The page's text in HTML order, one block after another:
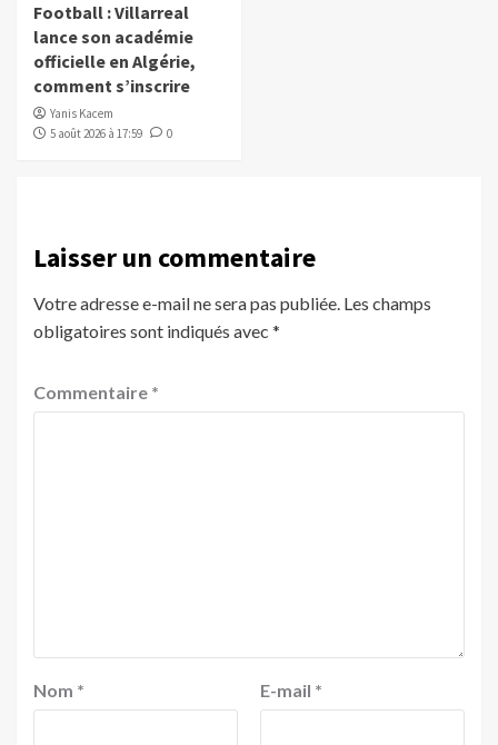
Football : Villarreal
lance son académie
officielle en Algérie,
comment s’inscrire
Yanis Kacem
5 août 2026 à 17:59
0
Laisser un commentaire
Votre adresse e-mail ne sera pas publiée. Les champs
obligatoires sont indiqués avec *
Commentaire *
Nom * E-mail *